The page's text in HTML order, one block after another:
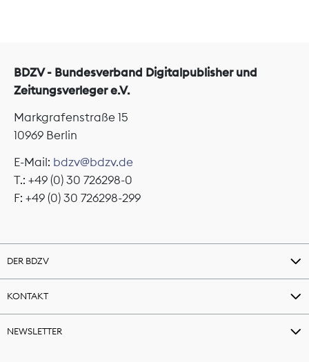
BDZV - Bundesverband Digitalpublisher und
Zeitungsverleger e.V.
Markgrafenstraße 15
10969 Berlin
E-Mail: bdzv@bdzv.de
T.: +49 (0) 30 726298-0
F: +49 (0) 30 726298-299
DER BDZV
KONTAKT
NEWSLETTER